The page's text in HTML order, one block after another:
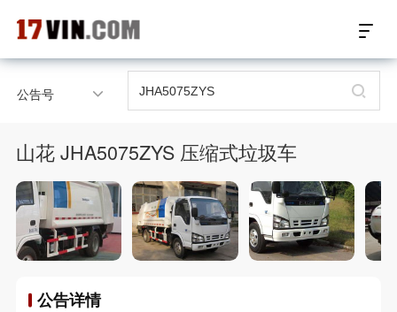
17VIN车架号查询首页
汽配产品车型适配
汽配产品电子目录
微信群智能客服
公告号
山花 JHA5075ZYS 压缩式垃圾车
公告详情